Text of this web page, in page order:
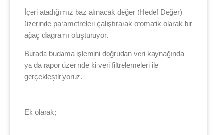
İçeri atadığımız baz alınacak değer (Hedef Değer)
üzerinde parametreleri çalıştırarak otomatik olarak bir
ağaç diagramı oluşturuyor.
Burada budama işlemini doğrudan veri kaynağında
ya da rapor üzerinde ki veri filtrelemeleri ile
gerçekleştiriyoruz.
Ek olarak;